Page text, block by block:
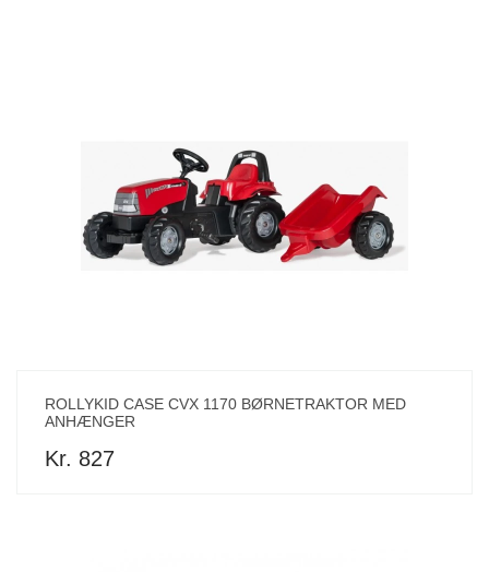
ROLLYKID CASE CVX 1170 BØRNETRAKTOR MED
ANHÆNGER
Kr. 827